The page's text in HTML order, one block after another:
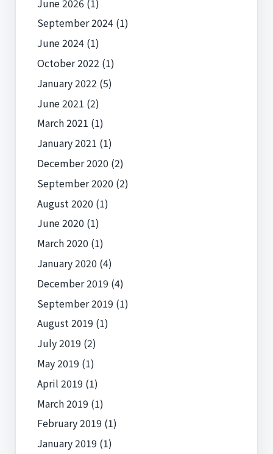
September 2024(1)
June 2024(1)
October 2022 (1)
January 2022 (5)
June 2021 (2)
March 2021 (1)
January 2021 (1)
December 2020 (2)
September 2020 (2)
August 2020 (1)
June 2020 (1)
March 2020 (1)
January 2020 (4)
December 2019 (4)
September 2019 (1)
August 2019 (1)
July 2019 (2)
May 2019 (1)
April 2019 (1)
March 2019 (1)
February 2019 (1)
January 2019 (1)